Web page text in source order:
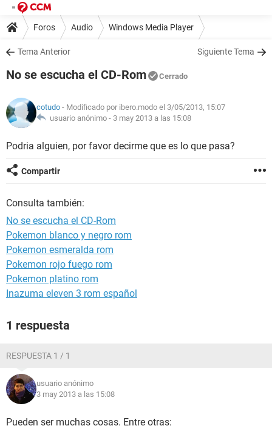
Foros Audio Windows Media Player
Tema Anterior Siguiente Tema
No se escucha el CD-Rom Cerrado
cotudo - Modificado por ibero.modo el 3/05/2013, 15:07
usuario anónimo - 3 may 2013 a las 15:08
Podria alguien, por favor decirme que es lo que pasa?
Compartir
Consulta también:
No se escucha el CD-Rom
Pokemon blanco y negro rom
Pokemon esmeralda rom
Pokemon rojo fuego rom
Pokemon platino rom
Inazuma eleven 3 rom español
1 respuesta
RESPUESTA 1 / 1
usuario anónimo
3 may 2013 a las 15:08
Pueden ser muchas cosas. Entre otras: